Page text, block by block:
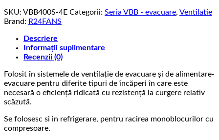
68
db,
SKU: VBB400S-4E Categorii: Seria VBB - evacuare, Ventilatie
Brand: R24FANS
Descriere
Informații suplimentare
Recenzii (0)
Folosit în sistemele de ventilație de evacuare și de alimentare-
evacuare pentru diferite tipuri de încăperi în care este
necesară o eficiență ridicată cu rezistență la curgere relativ
scăzută.
Se folosesc si in refrigerare, pentru racirea monoblocurilor cu
compresoare.